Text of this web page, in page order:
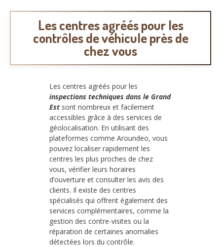
Les centres agréés pour les
contrôles de véhicule près de
chez vous
Les centres agréés pour les
inspections techniques dans le Grand
Est sont nombreux et facilement
accessibles grâce à des services de
géolocalisation. En utilisant des
plateformes comme Aroundeo, vous
pouvez localiser rapidement les
centres les plus proches de chez
vous, vérifier leurs horaires
d’ouverture et consulter les avis des
clients. Il existe des centres
spécialisés qui offrent également des
services complémentaires, comme la
gestion des contre-visites ou la
réparation de certaines anomalies
détectées lors du contrôle.